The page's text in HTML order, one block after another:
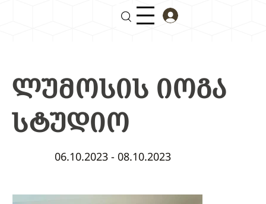
ᲚᲣᲛᲝᲡᲘᲡ ᲘᲝᲒᲐ
ᲡᲢᲣᲓᲘᲝ
06.10.2023 - 08.10.2023